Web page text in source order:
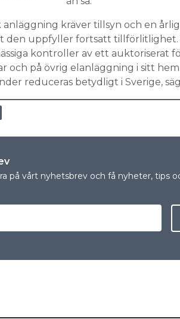
anläggning kräver tillsyn och en
den uppfyller fortsatt
kontroller av ett auktoriserat
och på övrig elanläggning i sitt
reduceras betydligt i Sverige,
på vårt nyhetsbrev och få nyheter, tips